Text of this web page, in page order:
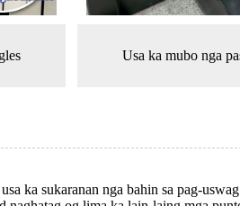
Usa ka mubo nga
ka sukaranan nga bahin sa pag-